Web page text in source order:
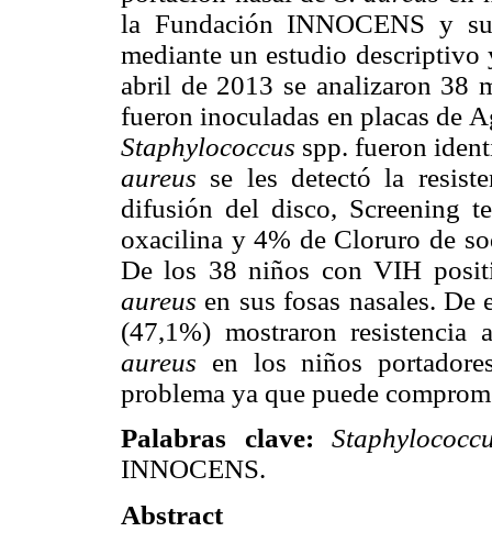
la Fundación INNOCENS y
mediante un estudio descriptivo
abril de 2013 se analizaron 38
fueron inoculadas en placas de
Staphylococcus spp. fueron
aureus se les detectó la
difusión del disco, Screening
oxacilina y 4% de Cloruro de
De los 38 niños con VIH
aureus en sus fosas nasales.
(47,1%) mostraron
aureus en los niños
problema ya que puede
Palabras clave:
INNOCENS.
Abstract